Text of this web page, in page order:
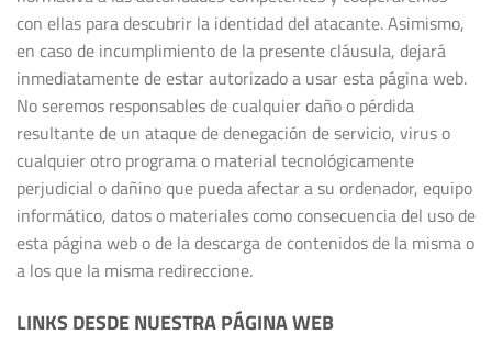
con ellas para descubrir la identidad del atacante. Asimismo,
en caso de incumplimiento de la presente cláusula, dejará
inmediatamente de estar autorizado a usar esta página web.
No seremos responsables de cualquier daño o pérdida
resultante de un ataque de denegación de servicio, virus o
cualquier otro programa o material tecnológicamente
perjudicial o dañino que pueda afectar a su ordenador, equipo
informático, datos o materiales como consecuencia del uso de
esta página web o de la descarga de contenidos de la misma o
a los que la misma redireccione.
LINKS DESDE NUESTRA PÁGINA WEB